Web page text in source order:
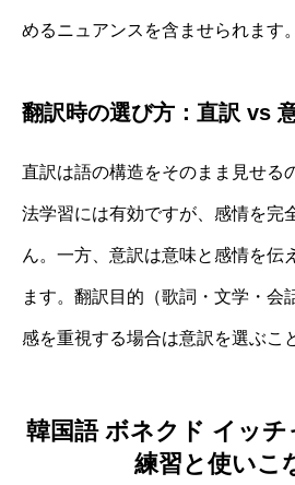
めるニュアンスを含ませられます。
翻訳時の選び方：直訳 vs
直訳は語の構造をそのまま見せる
法学習には有効ですが、感情を完
ん。一方、意訳は意味と感情を伝
ます。翻訳目的（歌詞・文学・会
感を重視する場合は意訳を選ぶこ
韓国語 ボネクド イッチ
練習と使いこ